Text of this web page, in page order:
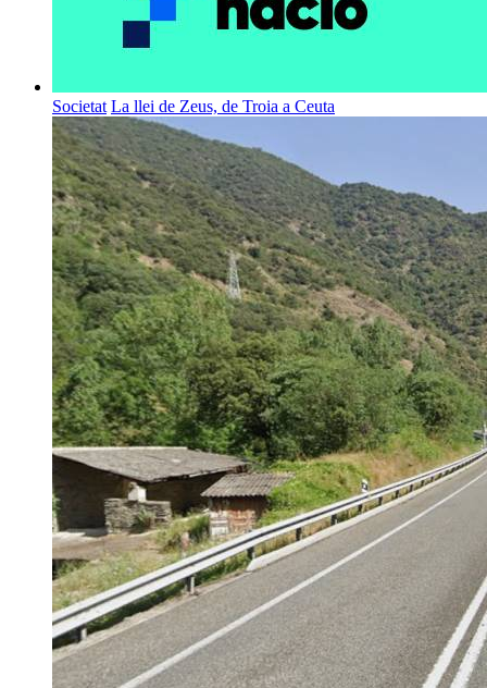
Societat La llei de Zeus, de Troia a Ceuta